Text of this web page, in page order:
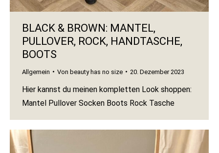
BLACK & BROWN: MANTEL,
PULLOVER, ROCK, HANDTASCHE,
BOOTS
Allgemein Von beauty has no size 20. Dezember 2023
Hier kannst du meinen kompletten Look shoppen:
Mantel Pullover Socken Boots Rock Tasche